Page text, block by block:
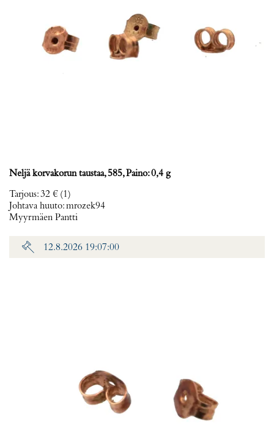
Neljä korvakorun taustaa, 585, Paino: 0,4 g
Tarjous:32 € (1)
Johtava huuto:mrozek94
Myyrmäen Pantti
12.8.2026 19:07:00